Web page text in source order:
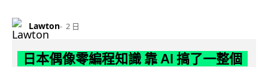
Lawton 2 日
日本偶像零編程知識 靠 AI 搞了一整個